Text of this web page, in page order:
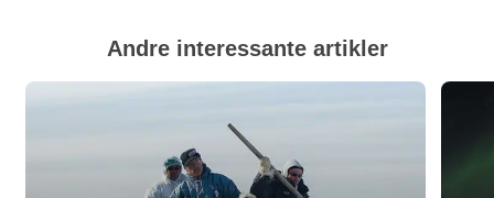
Andre interessante artikler